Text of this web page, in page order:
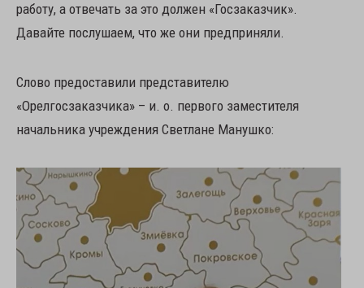
работу, а отвечать за это должен «Госзаказчик».
Давайте послушаем, что же они предприняли.
Слово предоставили представителю
«Орелгосзаказчика» – и. о. первого заместителя
начальника учреждения Светлане Манушко: